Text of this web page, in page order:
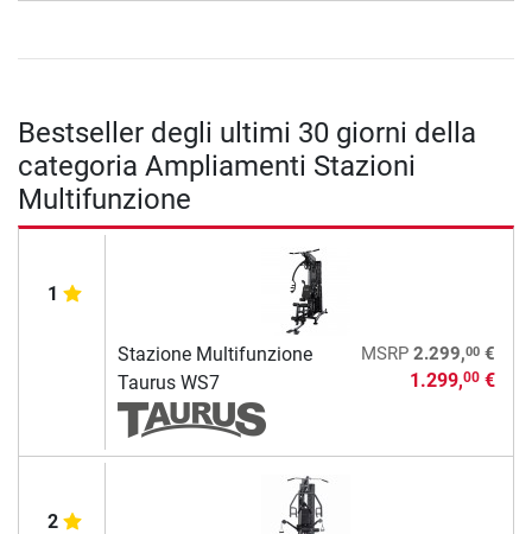
Bestseller degli ultimi 30 giorni della
categoria Ampliamenti Stazioni
Multifunzione
1
Stazione Multifunzione
Taurus WS7
MSRP 2.299,00€
1.299,00€
2